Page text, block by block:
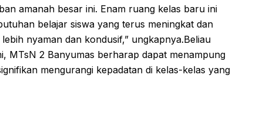
amanah besar ini. Enam ruang kelas baru ini
belajar siswa yang terus meningkat dan
nyaman dan kondusif,” ungkapnya.Beliau
MTsN 2 Banyumas berharap dapat menampung
mengurangi kepadatan di kelas-kelas yang